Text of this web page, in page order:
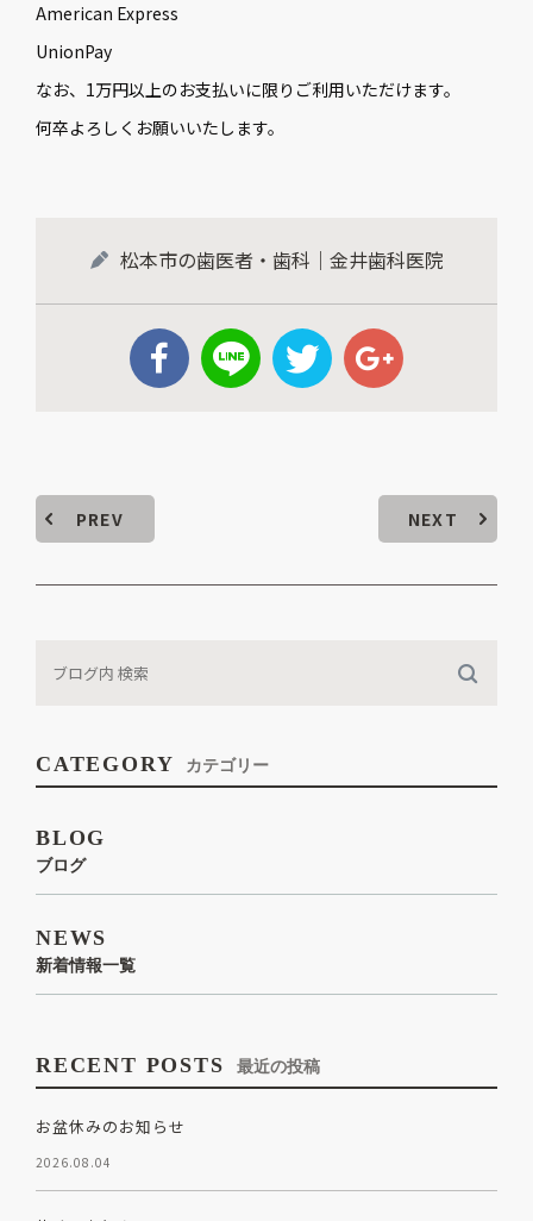
American Express
UnionPay
なお、1万円以上のお支払いに限りご利用いただけます。
何卒よろしくお願いいたします。
松本市の歯医者・歯科｜金井歯科医院
PREV NEXT
CATEGORY カテゴリー
BLOG
ブログ
NEWS
新着情報一覧
RECENT POSTS 最近の投稿
お盆休みのお知らせ
2026.08.04